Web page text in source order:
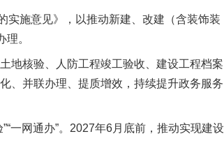
施意见》，以推动新建、改建（含装饰装
。
核验、人防工程竣工验收、建设工程档案
、并联办理、提质增效，持续提升政务服务
一网通办”。2027年6月底前，推动实现建设